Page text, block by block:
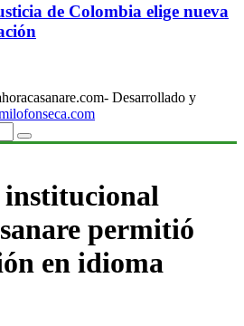
de Colombia elige nueva
Desarrollado y
permitió
en idioma